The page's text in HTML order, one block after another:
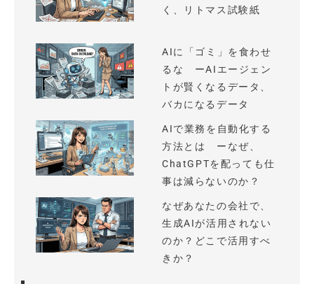
く、リトマス試験紙
AIに「ゴミ」を食わせ
るな ーAIエージェン
トが賢くなるデータ、
バカになるデータ
AIで業務を自動化する
方法とは ーなぜ、
ChatGPTを配っても仕
事は減らないのか？
なぜあなたの会社で、
生成AIが活用されない
のか？どこで活用すべ
きか？